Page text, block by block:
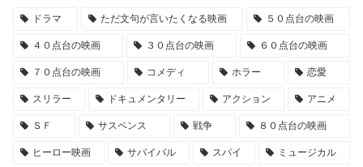
ドラマ ただ文句が言いたくなる映画 ５０点台の映画
４０点台の映画 ３０点台の映画 ６０点台の映画
７０点台の映画 コメディ ホラー 恋愛
スリラー ドキュメンタリー アクション アニメ
ＳＦ サスペンス 戦争 ８０点台の映画
ヒーロー映画 サバイバル スパイ ミュージカル